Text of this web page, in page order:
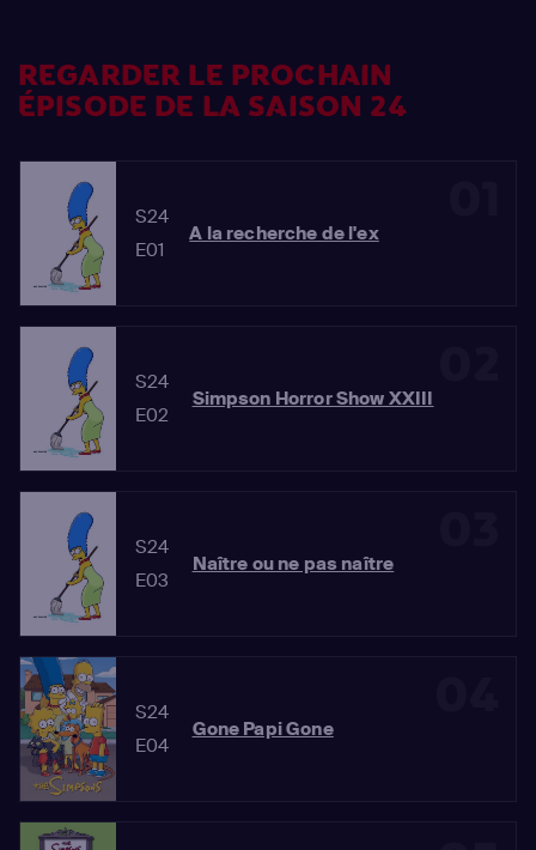
REGARDER LE PROCHAIN
ÉPISODE DE LA SAISON 24
S24
E01
A la recherche de l'ex
S24
E02
Simpson Horror Show XXIII
S24
E03
Naître ou ne pas naître
S24
E04
Gone Papi Gone